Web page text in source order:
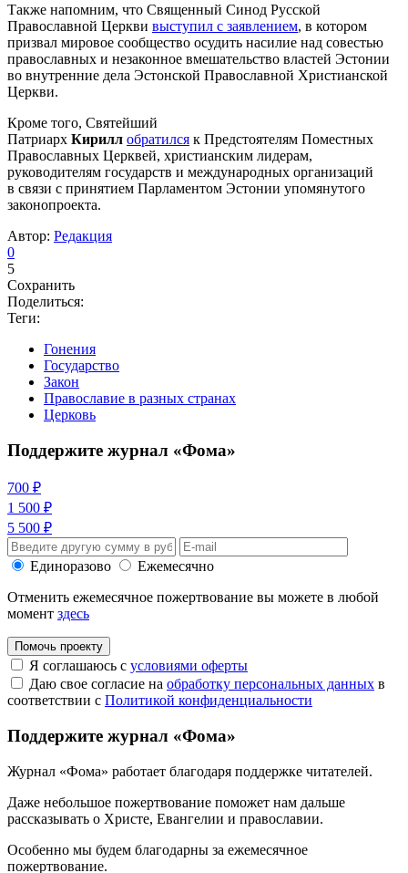
Также напомним, что Священный Синод Русской
Православной Церкви выступил с заявлением, в котором
призвал мировое сообщество осудить насилие над совестью
православных и незаконное вмешательство властей Эстонии
во внутренние дела Эстонской Православной Христианской
Церкви.
Кроме того, Святейший
Патриарх Кирилл обратился к Предстоятелям Поместных
Православных Церквей, христианским лидерам,
руководителям государств и международных организаций
в связи с принятием Парламентом Эстонии упомянутого
законопроекта.
Автор: Редакция
0
5
Сохранить
Поделиться:
Теги:
Гонения
Государство
Закон
Православие в разных странах
Церковь
Поддержите журнал «Фома»
700 ₽
1 500 ₽
5 500 ₽
Единоразово
Ежемесячно
Отменить ежемесячное пожертвование вы можете в любой
момент здесь
Помочь проекту
Я соглашаюсь с условиями оферты
Даю свое согласие на обработку персональных данных в
соответствии с Политикой конфиденциальности
Поддержите журнал «Фома»
Журнал «Фома» работает благодаря поддержке читателей.
Даже небольшое пожертвование поможет нам дальше
рассказывать о Христе, Евангелии и православии.
Особенно мы будем благодарны за ежемесячное
пожертвование.